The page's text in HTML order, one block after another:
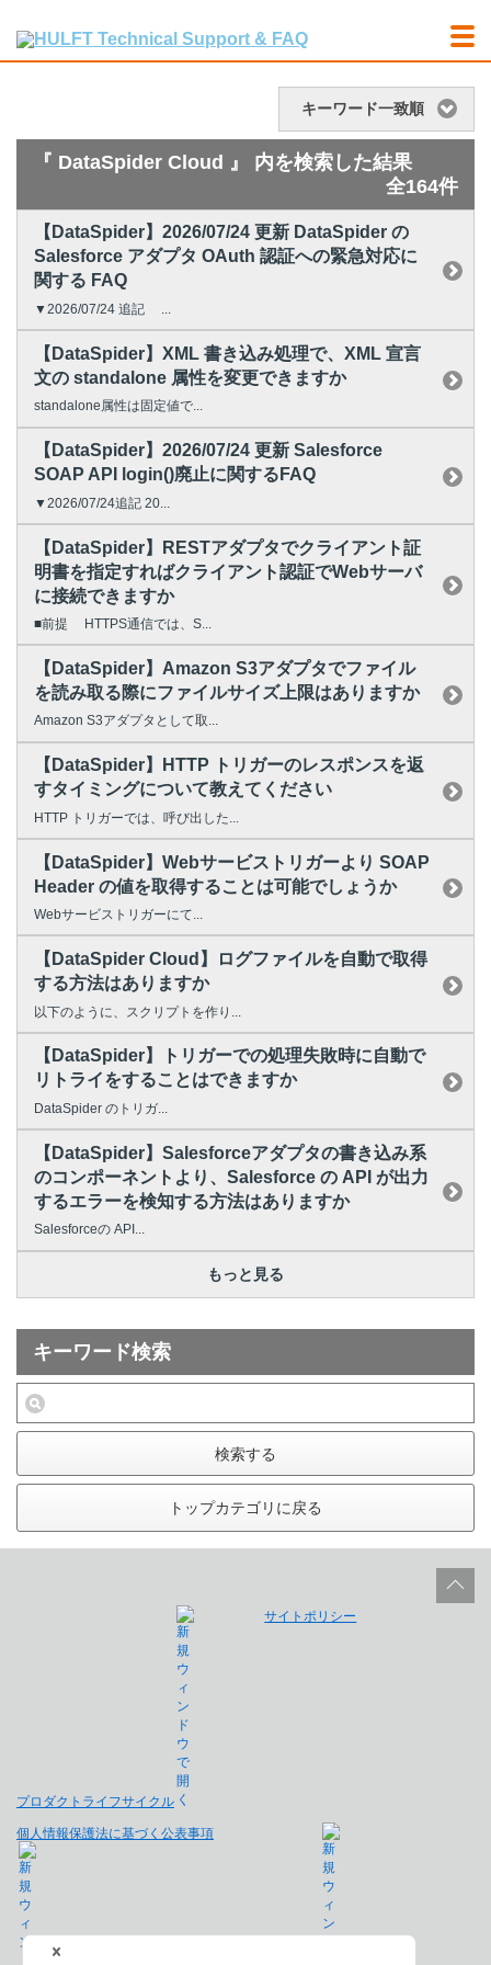
キーワード一致順
『 DataSpider Cloud 』 内を検索した結果
全164件
【DataSpider】2026/07/24 更新 DataSpider の
Salesforce アダプタ OAuth 認証への緊急対応に
関する FAQ
▼2026/07/24 追記 ...
【DataSpider】XML 書き込み処理で、XML 宣言
文の standalone 属性を変更できますか
standalone属性は固定値で...
【DataSpider】2026/07/24 更新 Salesforce
SOAP API login()廃止に関するFAQ
▼2026/07/24追記 20...
【DataSpider】RESTアダプタでクライアント証
明書を指定すればクライアント認証でWebサーバ
に接続できますか
■前提 HTTPS通信では、S...
【DataSpider】Amazon S3アダプタでファイル
を読み取る際にファイルサイズ上限はありますか
Amazon S3アダプタとして取...
【DataSpider】HTTP トリガーのレスポンスを返
すタイミングについて教えてください
HTTP トリガーでは、呼び出した...
【DataSpider】Webサービストリガーより SOAP
Header の値を取得することは可能でしょうか
Webサービストリガーにて...
【DataSpider Cloud】ログファイルを自動で取得
する方法はありますか
以下のように、スクリプトを作り...
【DataSpider】トリガーでの処理失敗時に自動で
リトライをすることはできますか
DataSpider のトリガ...
【DataSpider】Salesforceアダプタの書き込み系
のコンポーネントより、Salesforce の API が出力
するエラーを検知する方法はありますか
Salesforceの API...
もっと見る
キーワード検索
検索する
トップカテゴリに戻る
プロダクトライフサイクル
サイトポリシー
個人情報保護法に基づく公表事項